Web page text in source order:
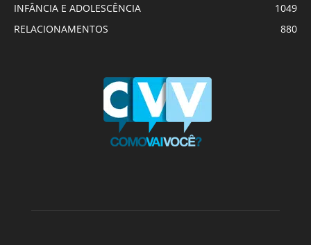
INFÂNCIA E ADOLESCÊNCIA
1049
RELACIONAMENTOS
880